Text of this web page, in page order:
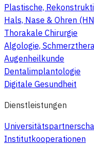
Plastische,
Hals, Nase & Ohren
Thorakale Chirurgie
Algologie,
Augenheilkunde
Dentalimplantologie
Digitale Gesundheit
Dienstleistungen
Institutkooperationen